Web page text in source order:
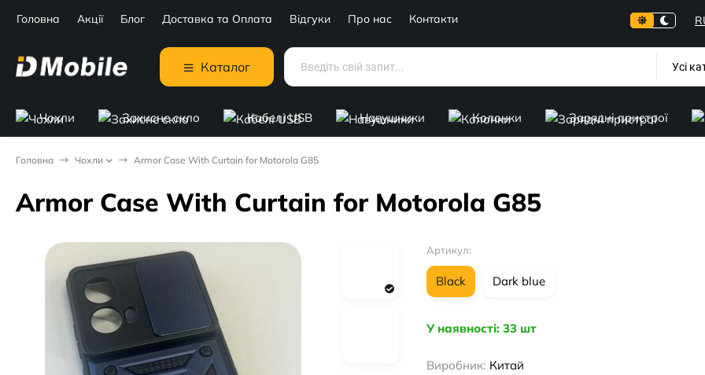
Головна Акції Блог Доставка та Оплата Відгуки Про нас Контакти
Каталог Усі
Чохли Захисне скло Кабелі USB Навушники Колонки Зарядні пристрої
Головна Чохли Armor Case With Curtain for Motorola G85
Armor Case With Curtain for Motorola G85
Артикул:
Black Dark blue
У наявності: 33 шт
Виробник: Китай